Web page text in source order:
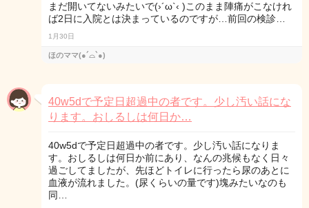
まだ開いてないみたいで(›´ω`‹ )このまま陣痛がこなけれ
ば2日に入院とは決まっているのですが…前回の検診…
1月30日
ほのママ(●´⌓`●)
40w5dで予定日超過中の者です。少し汚い話にな
ります。おしるしは何日か…
40w5dで予定日超過中の者です。少し汚い話になりま
す。おしるしは何日か前にあり、なんの兆候もなく日々
過ごしてましたが、先ほどトイレに行ったら尿のあとに
血液が流れました。(尿くらいの量です)塊みたいなのも
同…